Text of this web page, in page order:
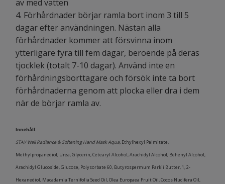
av med vatten
4. Förhårdnader börjar ramla bort inom 3 till 5
dagar efter användningen. Nästan alla
förhårdnader kommer att försvinna inom
ytterligare fyra till fem dagar, beroende på deras
tjocklek (totalt 7-10 dagar). Använd inte en
förhårdningsborttagare och försök inte ta bort
förhårdnaderna genom att plocka eller dra i dem
när de börjar ramla av.
Innehåll:
STAY Well Radiance & Softening Hand Mask Aqua, Ethylhexyl Palmitate,
Methylpropanediol, Urea, Glycerin, Cetearyl Alcohol, Arachidyl Alcohol, Behenyl Alcohol,
Arachidyl Glucoside, Glucose, Polysorbate 60, Butyrospermum Parkii Butter, 1, 2-
Hexanediol, Macadamia Ternifolia Seed Oil, Olea Europaea Fruit Oil, Cocos Nucifera Oil,